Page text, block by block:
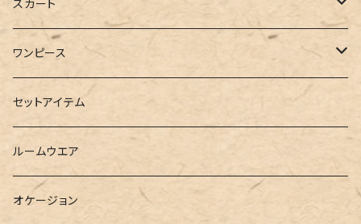
ブルゾン
ロングシャツ
ダウンジャケット
ベスト
カットソー
半袖
スウェット・パーカー
ニット
シャツ
ブラウス
デニム
スキニー
ショートパンツ
ハーフパンツ
スウェット
スカート
ロング
ミニ
その他
ワンピース
シャツワンピース
スウェットワンピース
パーカーワンピース
セットアイテム
ルームウエア
オケージョン